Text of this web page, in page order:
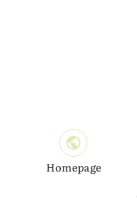
Homepage